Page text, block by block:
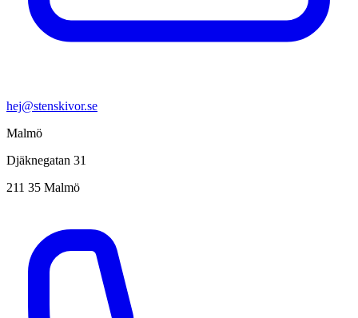
hej@stenskivor.se
Malmö
Djäknegatan 31
211 35 Malmö